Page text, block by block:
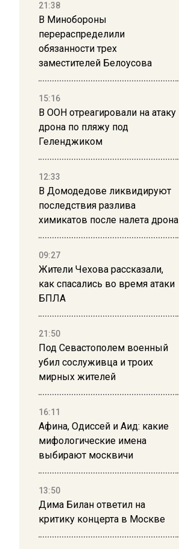
21:38
В Минобороны
перераспределили
обязанности трех
заместителей Белоусова
15:16
В ООН отреагировали на атаку
дрона по пляжу под
Геленджиком
12:33
В Домодедове ликвидируют
последствия разлива
химикатов после налета дрона
09:27
Жители Чехова рассказали,
как спасались во время атаки
БПЛА
21:50
Под Севастополем военный
убил сослуживца и троих
мирных жителей
16:11
Афина, Одиссей и Аид: какие
мифологические имена
выбирают москвичи
13:50
Дима Билан ответил на
критику концерта в Москве